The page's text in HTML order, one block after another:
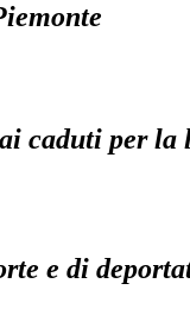
caduti per la
e di